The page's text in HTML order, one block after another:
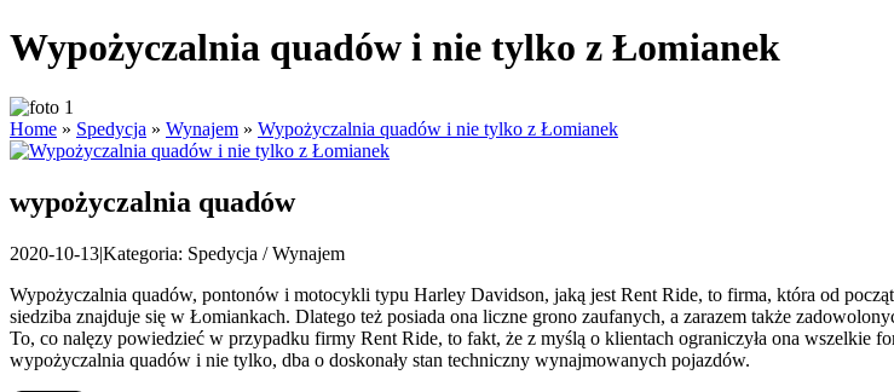
Wypożyczalnia quadów i nie tylko z Łomianek
Home » Spedycja » Wynajem » Wypożyczalnia quadów i nie tylko z Łomianek
wypożyczalnia quadów
2020-10-13|Kategoria: Spedycja / Wynajem
Wypożyczalnia quadów, pontonów i motocykli typu Harley Davidson, jaką jest Rent Ride, to firma, która od
siedziba znajduje się w Łomiankach. Dlatego też posiada ona liczne grono zaufanych, a zarazem także
To, co nalęzy powiedzieć w przypadku firmy Rent Ride, to fakt, że z myślą o klientach ograniczyła ona wszelkie
wypożyczalnia quadów i nie tylko, dba o doskonały stan techniczny wynajmowanych pojazdów.